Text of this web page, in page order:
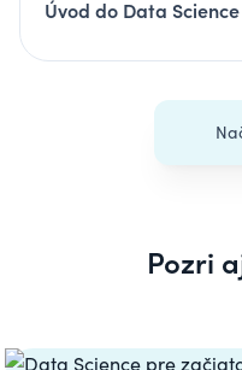
Úvod do Data
Pozri
Carousel